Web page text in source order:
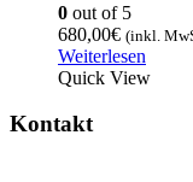
0 out of 5
680,00€ (inkl.
Weiterlesen
Quick View
Kontakt